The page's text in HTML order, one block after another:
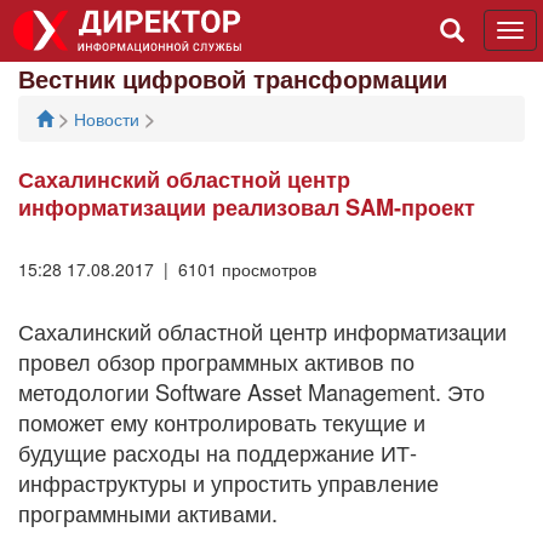
Вестник цифровой трансформации
> Новости >
Сахалинский областной центр
информатизации реализовал SAM-проект
15:28 17.08.2017 | 6101 просмотров
Сахалинский областной центр информатизации
провел обзор программных активов по
методологии Software Asset Management. Это
поможет ему контролировать текущие и
будущие расходы на поддержание ИТ-
инфраструктуры и упростить управление
программными активами.